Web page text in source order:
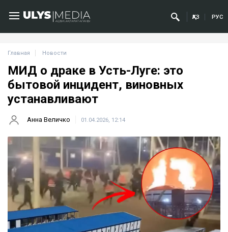
ҚАЗ РУС
Главная Новости
МИД о драке в Усть-Луге: это
бытовой инцидент, виновных
устанавливают
Анна Величко 01.04.2026, 12:14